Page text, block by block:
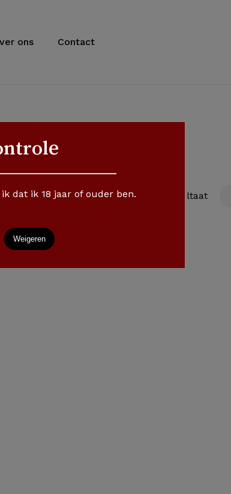
dat ik 18 jaar of ouder ben.
Weigeren
ons Contact
Enig resultaat